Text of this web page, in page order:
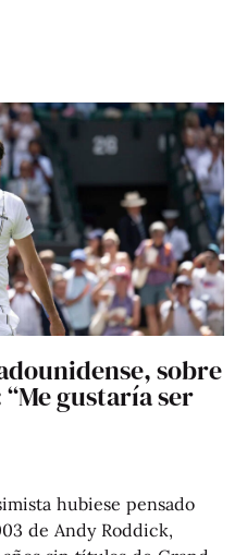
sobre
gustaría ser
hubiese pensado
de Andy Roddick,